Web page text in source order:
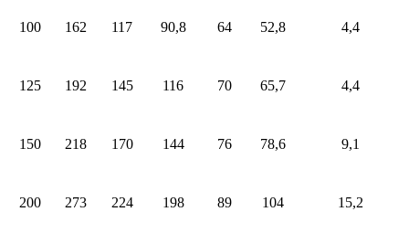
100 162 117 90,8 64 52,8 4,4
125 192 145 116 70 65,7 4,4
150 218 170 144 76 78,6 9,1
200 273 224 198 89 104 15,2